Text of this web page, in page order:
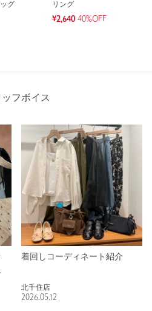
グ
リング
¥2,640 40%OFF
ッフボイス
着回しコーディネート紹介
北千住店
2026.05.12